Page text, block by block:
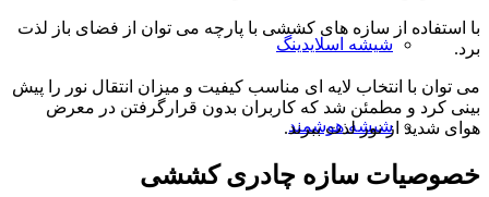
شیشه اسلایدینگ
شیشه هوشمند
با استفاده از سازه های کششی با پارچه می توان از فضای باز لذت
برد.
می توان با انتخاب لایه ای مناسب کیفیت و میزان انتقال نور را پیش
بینی کرد و مطمئن شد که کاربران بدون قرارگرفتن در معرض
هوای شدید از نور لذت ببرند.
خصوصیات سازه چادری کششی